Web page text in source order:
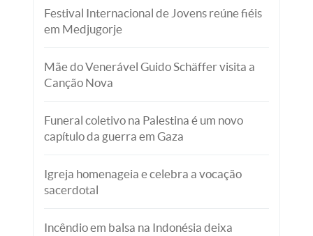
Festival Internacional de Jovens reúne fiéis
em Medjugorje
Mãe do Venerável Guido Schäffer visita a
Canção Nova
Funeral coletivo na Palestina é um novo
capítulo da guerra em Gaza
Igreja homenageia e celebra a vocação
sacerdotal
Incêndio em balsa na Indonésia deixa